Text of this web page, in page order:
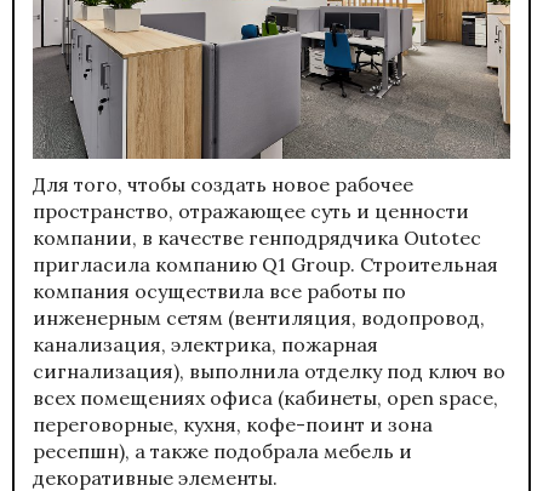
Для того, чтобы создать новое рабочее
пространство, отражающее суть и ценности
компании, в качестве генподрядчика Outotec
пригласила компанию Q1 Group. Строительная
компания осуществила все работы по
инженерным сетям (вентиляция, водопровод,
канализация, электрика, пожарная
сигнализация), выполнила отделку под ключ во
всех помещениях офиса (кабинеты, open space,
переговорные, кухня, кофе-поинт и зона
ресепшн), а также подобрала мебель и
декоративные элементы.